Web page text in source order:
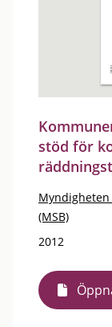
stöd för
(MSB)
2012